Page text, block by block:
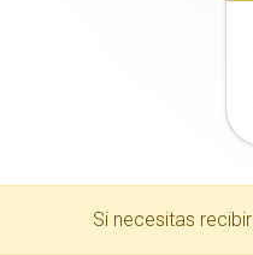
Si necesitas